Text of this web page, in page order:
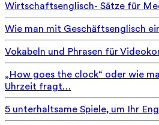
Wirtschaftsenglisch- Sätze für
Wie man mit Geschäftsenglisch
Vokabeln und Phrasen für
„How goes the clock“ oder wie
Uhrzeit fragt…
5 unterhaltsame Spiele, um Ihr